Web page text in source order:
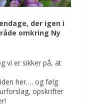
der igen i
omkring Ny
vi er sikker på, at
her…. og følg
opskrifter